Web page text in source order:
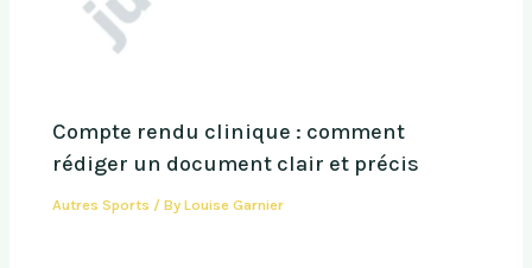
Compte rendu clinique : comment
rédiger un document clair et précis
Autres Sports / ByLouise Garnier